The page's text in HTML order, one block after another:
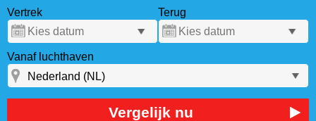
Vertrek
Terug
Vanaf luchthaven
Vergelijk nu